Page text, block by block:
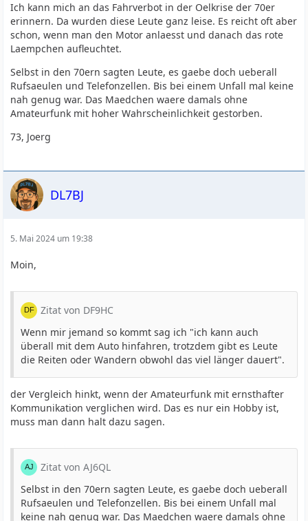
Ich kann mich an das Fahrverbot in der Oelkrise der 70er
erinnern. Da wurden diese Leute ganz leise. Es reicht oft aber
schon, wenn man den Motor anlaesst und danach das rote
Laempchen aufleuchtet.
Selbst in den 70ern sagten Leute, es gaebe doch ueberall
Rufsaeulen und Telefonzellen. Bis bei einem Unfall mal keine
nah genug war. Das Maedchen waere damals ohne
Amateurfunk mit hoher Wahrscheinlichkeit gestorben.
73, Joerg
DL7BJ
5. Mai 2024 um 19:38
Moin,
Zitat von DF9HC
Wenn mir jemand so kommt sag ich "ich kann auch
überall mit dem Auto hinfahren, trotzdem gibt es Leute
die Reiten oder Wandern obwohl das viel länger dauert".
der Vergleich hinkt, wenn der Amateurfunk mit ernsthafter
Kommunikation verglichen wird. Das es nur ein Hobby ist,
muss man dann halt dazu sagen.
Zitat von AJ6QL
Selbst in den 70ern sagten Leute, es gaebe doch ueberall
Rufsaeulen und Telefonzellen. Bis bei einem Unfall mal
keine nah genug war. Das Maedchen waere damals ohne